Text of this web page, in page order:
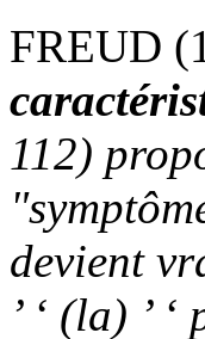
FREUD
112)
devient
’ ‘ (la) ’ ‘